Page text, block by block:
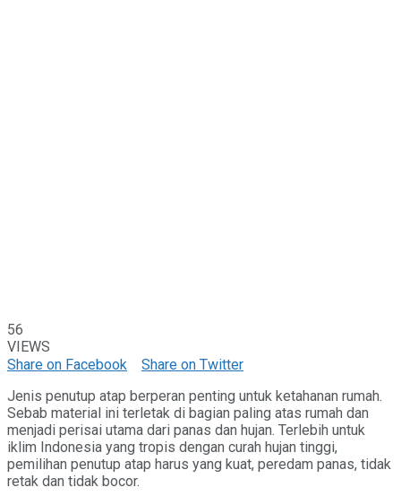
56
VIEWS
Share on Facebook
Share on Twitter
Jenis penutup atap berperan penting untuk ketahanan rumah.
Sebab material ini terletak di bagian paling atas rumah dan
menjadi perisai utama dari panas dan hujan. Terlebih untuk
iklim Indonesia yang tropis dengan curah hujan tinggi,
pemilihan penutup atap harus yang kuat, peredam panas, tidak
retak dan tidak bocor.